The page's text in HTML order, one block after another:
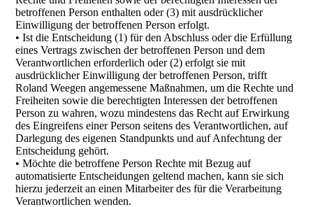
betroffenen Person enthalten oder (3) mit ausdrücklicher
Einwilligung der betroffenen Person erfolgt.
• Ist die Entscheidung (1) für den Abschluss oder die Erfüllung
eines Vertrags zwischen der betroffenen Person und dem
Verantwortlichen erforderlich oder (2) erfolgt sie mit
ausdrücklicher Einwilligung der betroffenen Person, trifft
Roland Weegen angemessene Maßnahmen, um die Rechte und
Freiheiten sowie die berechtigten Interessen der betroffenen
Person zu wahren, wozu mindestens das Recht auf Erwirkung
des Eingreifens einer Person seitens des Verantwortlichen, auf
Darlegung des eigenen Standpunkts und auf Anfechtung der
Entscheidung gehört.
• Möchte die betroffene Person Rechte mit Bezug auf
automatisierte Entscheidungen geltend machen, kann sie sich
hierzu jederzeit an einen Mitarbeiter des für die Verarbeitung
Verantwortlichen wenden.